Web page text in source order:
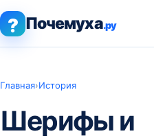
? Почемуха.ру
Главная›История
Шерифы и